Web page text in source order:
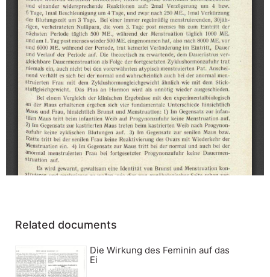
Related documents
Die Wirkung des Feminin auf das
Ei